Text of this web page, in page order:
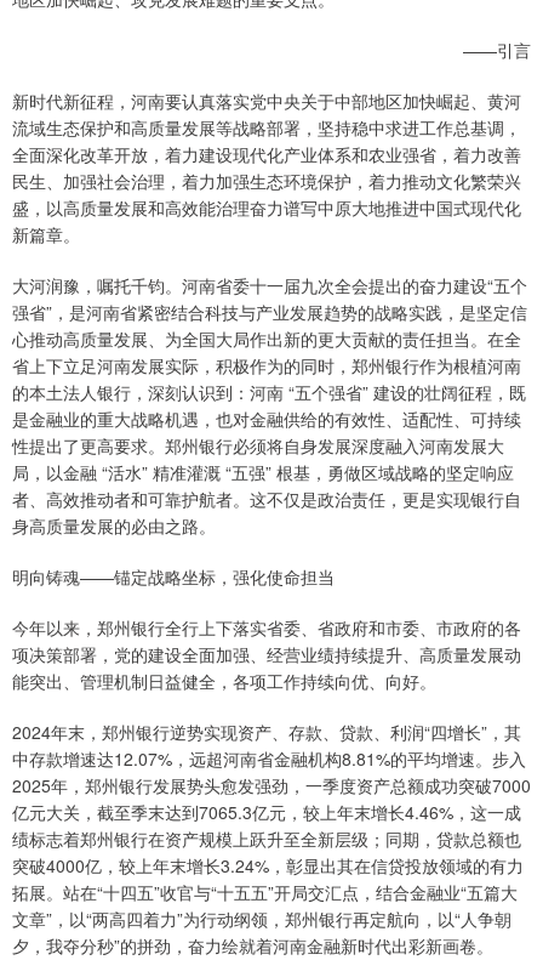
——引言
新时代新征程，河南要认真落实党中央关于中部地区加快崛起、黄河
流域生态保护和高质量发展等战略部署，坚持稳中求进工作总基调，
全面深化改革开放，着力建设现代化产业体系和农业强省，着力改善
民生、加强社会治理，着力加强生态环境保护，着力推动文化繁荣兴
盛，以高质量发展和高效能治理奋力谱写中原大地推进中国式现代化
新篇章。
大河润豫，嘱托千钧。河南省委十一届九次全会提出的奋力建设“五个
强省”，是河南省紧密结合科技与产业发展趋势的战略实践，是坚定信
心推动高质量发展、为全国大局作出新的更大贡献的责任担当。在全
省上下立足河南发展实际，积极作为的同时，郑州银行作为根植河南
的本土法人银行，深刻认识到：河南 “五个强省” 建设的壮阔征程，既
是金融业的重大战略机遇，也对金融供给的有效性、适配性、可持续
性提出了更高要求。郑州银行必须将自身发展深度融入河南发展大
局，以金融 “活水” 精准灌溉 “五强” 根基，勇做区域战略的坚定响应
者、高效推动者和可靠护航者。这不仅是政治责任，更是实现银行自
身高质量发展的必由之路。
明向铸魂——锚定战略坐标，强化使命担当
今年以来，郑州银行全行上下落实省委、省政府和市委、市政府的各
项决策部署，党的建设全面加强、经营业绩持续提升、高质量发展动
能突出、管理机制日益健全，各项工作持续向优、向好。
2024年末，郑州银行逆势实现资产、存款、贷款、利润“四增长”，其
中存款增速达12.07%，远超河南省金融机构8.81%的平均增速。步入
2025年，郑州银行发展势头愈发强劲，一季度资产总额成功突破7000
亿元大关，截至季末达到7065.3亿元，较上年末增长4.46%，这一成
绩标志着郑州银行在资产规模上跃升至全新层级；同期，贷款总额也
突破4000亿，较上年末增长3.24%，彰显出其在信贷投放领域的有力
拓展。站在“十四五”收官与“十五五”开局交汇点，结合金融业“五篇大
文章”，以“两高四着力”为行动纲领，郑州银行再定航向，以“人争朝
夕，我夺分秒”的拼劲，奋力绘就着河南金融新时代出彩新画卷。